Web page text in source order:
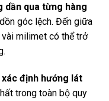
dần qua từng hàng
góc lệch. Đến giữa
milimet có thể trở
định hướng lát
trong toàn bộ quy